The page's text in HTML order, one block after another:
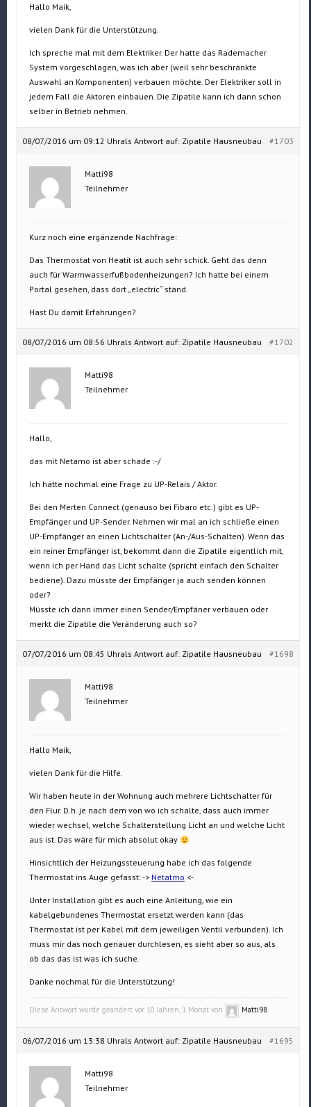
Hallo Maik,
vielen Dank für die Unterstützung.
Ich spreche mal mit dem Elektriker. Der hatte das Rademacher
System vorgeschlagen, was ich aber (weil sehr beschränkte
Auswahl an Komponenten) verbauen möchte. Der Elektriker soll in
jedem Fall die Aktoren einbauen. Die Zipatile kann ich dann schon
selber in Betrieb nehmen.
08/07/2016 um 09:12 Uhrals Antwort auf: Zipatile Hausneubau #1703
Matti98
Teilnehmer
Kurz noch eine ergänzende Nachfrage:
Das Thermostat von Heatit ist auch sehr schick. Geht das denn
auch für Warmwasserfußbodenheizungen? Ich hatte bei einem
Portal gesehen, dass dort „electric“ stand.
Hast Du damit Erfahrungen?
08/07/2016 um 08:56 Uhrals Antwort auf: Zipatile Hausneubau #1702
Matti98
Teilnehmer
Hallo,
das mit Netamo ist aber schade :-/
Ich hätte nochmal eine Frage zu UP-Relais / Aktor.
Bei den Merten Connect (genauso bei Fibaro etc.) gibt es UP-
Empfänger und UP-Sender. Nehmen wir mal an ich schließe einen
UP-Empfänger an einen Lichtschalter (An-/Aus-Schalten). Wenn das
ein reiner Empfänger ist, bekommt dann die Zipatile eigentlich mit,
wenn ich per Hand das Licht schalte (spricht einfach den Schalter
bediene). Dazu müsste der Empfänger ja auch senden können
oder?
Müsste ich dann immer einen Sender/Empfäner verbauen oder
merkt die Zipatile die Veränderung auch so?
07/07/2016 um 08:45 Uhrals Antwort auf: Zipatile Hausneubau #1698
Matti98
Teilnehmer
Hallo Maik,
vielen Dank für die Hilfe.
Wir haben heute in der Wohnung auch mehrere Lichtschalter für
den Flur. D.h. je nach dem von wo ich schalte, dass auch immer
wieder wechsel, welche Schalterstellung Licht an und welche Licht
aus ist. Das wäre für mich absolut okay
Hinsichtlich der Heizungssteuerung habe ich das folgende
Thermostat ins Auge gefasst: -> Netatmo <-
Unter Installation gibt es auch eine Anleitung, wie ein
kabelgebundenes Thermostat ersetzt werden kann (das
Thermostat ist per Kabel mit dem jeweiligen Ventil verbunden). Ich
muss mir das noch genauer durchlesen, es sieht aber so aus, als
ob das das ist was ich suche.
Danke nochmal für die Unterstützung!
Diese Antwort wurde geändert vor 10 Jahren, 1 Monat von Matti98.
06/07/2016 um 13:38 Uhrals Antwort auf: Zipatile Hausneubau #1695
Matti98
Teilnehmer